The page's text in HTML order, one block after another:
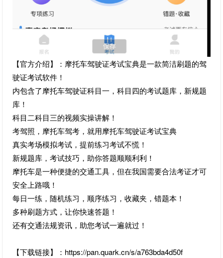
【官方介绍】：摩托车驾驶证考试宝典是一款简洁刷题的驾
驶证考试软件！
内包含了摩托车驾驶证科目一，科目四的考试题库，新规题
库！
科目二科目三的视频实操讲解！
考驾照，摩托车驾考，就用摩托车驾驶证考试宝典
真实考场模拟考试，提前练习考试不慌！
新规题库，考试技巧，助你答题顺顺利利！
摩托车是一种便捷的交通工具，但在我国需要合法考证才可
安全上路哦！
每日一练，随机练习，顺序练习，收藏夹，错题本！
多种刷题方式，让你快速答题！
还有交通法规资讯，助您考试一遍就过！
【下载链接】：https://pan.quark.cn/s/a763bda4d50f